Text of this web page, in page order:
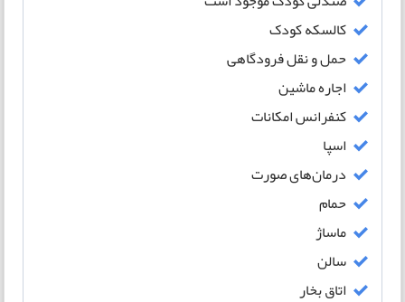
کالسکه کودک
حمل و نقل فرودگاهی
اجاره ماشین
کنفرانس امکانات
اسپا
درمان‌های صورت
حمام
ماساژ
سالن
اتاق بخار